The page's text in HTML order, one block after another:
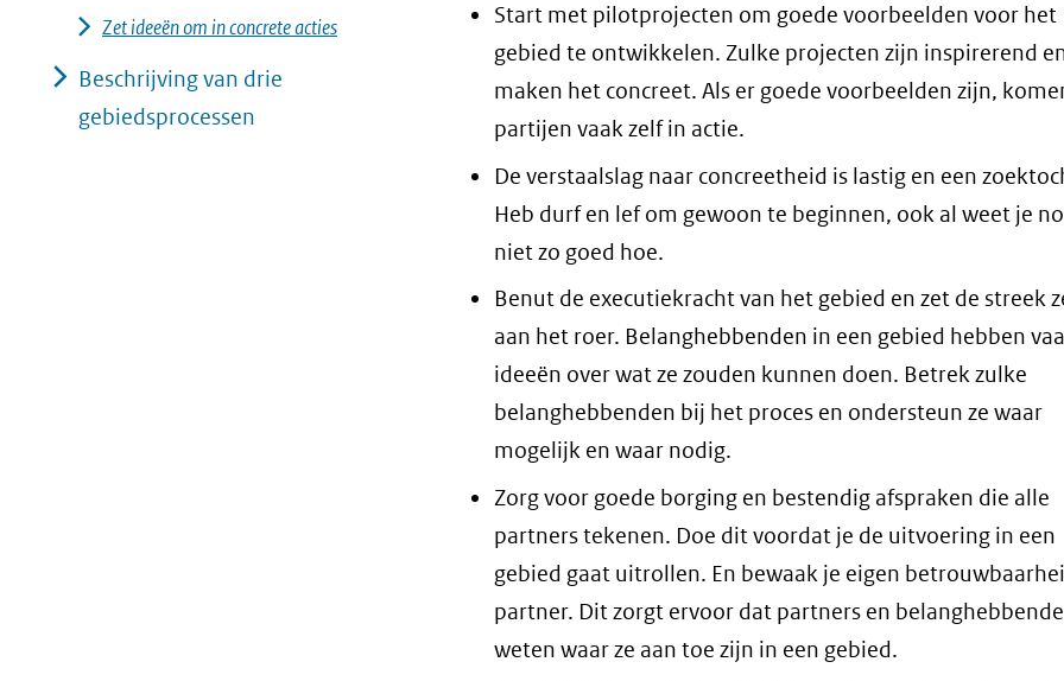
Start met pilotprojecten om goede voorbeelden voor het
gebied te ontwikkelen. Zulke projecten zijn inspirerend
maken het concreet. Als er goede voorbeelden zijn,
partijen vaak zelf in actie.
De verstaalslag naar concreetheid is lastig en een
Heb durf en lef om gewoon te beginnen, ook al weet je
niet zo goed hoe.
Benut de executiekracht van het gebied en zet de streek
aan het roer. Belanghebbenden in een gebied hebben
ideeën over wat ze zouden kunnen doen. Betrek zulke
belanghebbenden bij het proces en ondersteun ze waar
mogelijk en waar nodig.
Zorg voor goede borging en bestendig afspraken die alle
partners tekenen. Doe dit voordat je de uitvoering in een
gebied gaat uitrollen. En bewaak je eigen
partner. Dit zorgt ervoor dat partners en
weten waar ze aan toe zijn in een gebied.
Zet ideeën om in concrete acties
Beschrijving van drie
gebiedsprocessen